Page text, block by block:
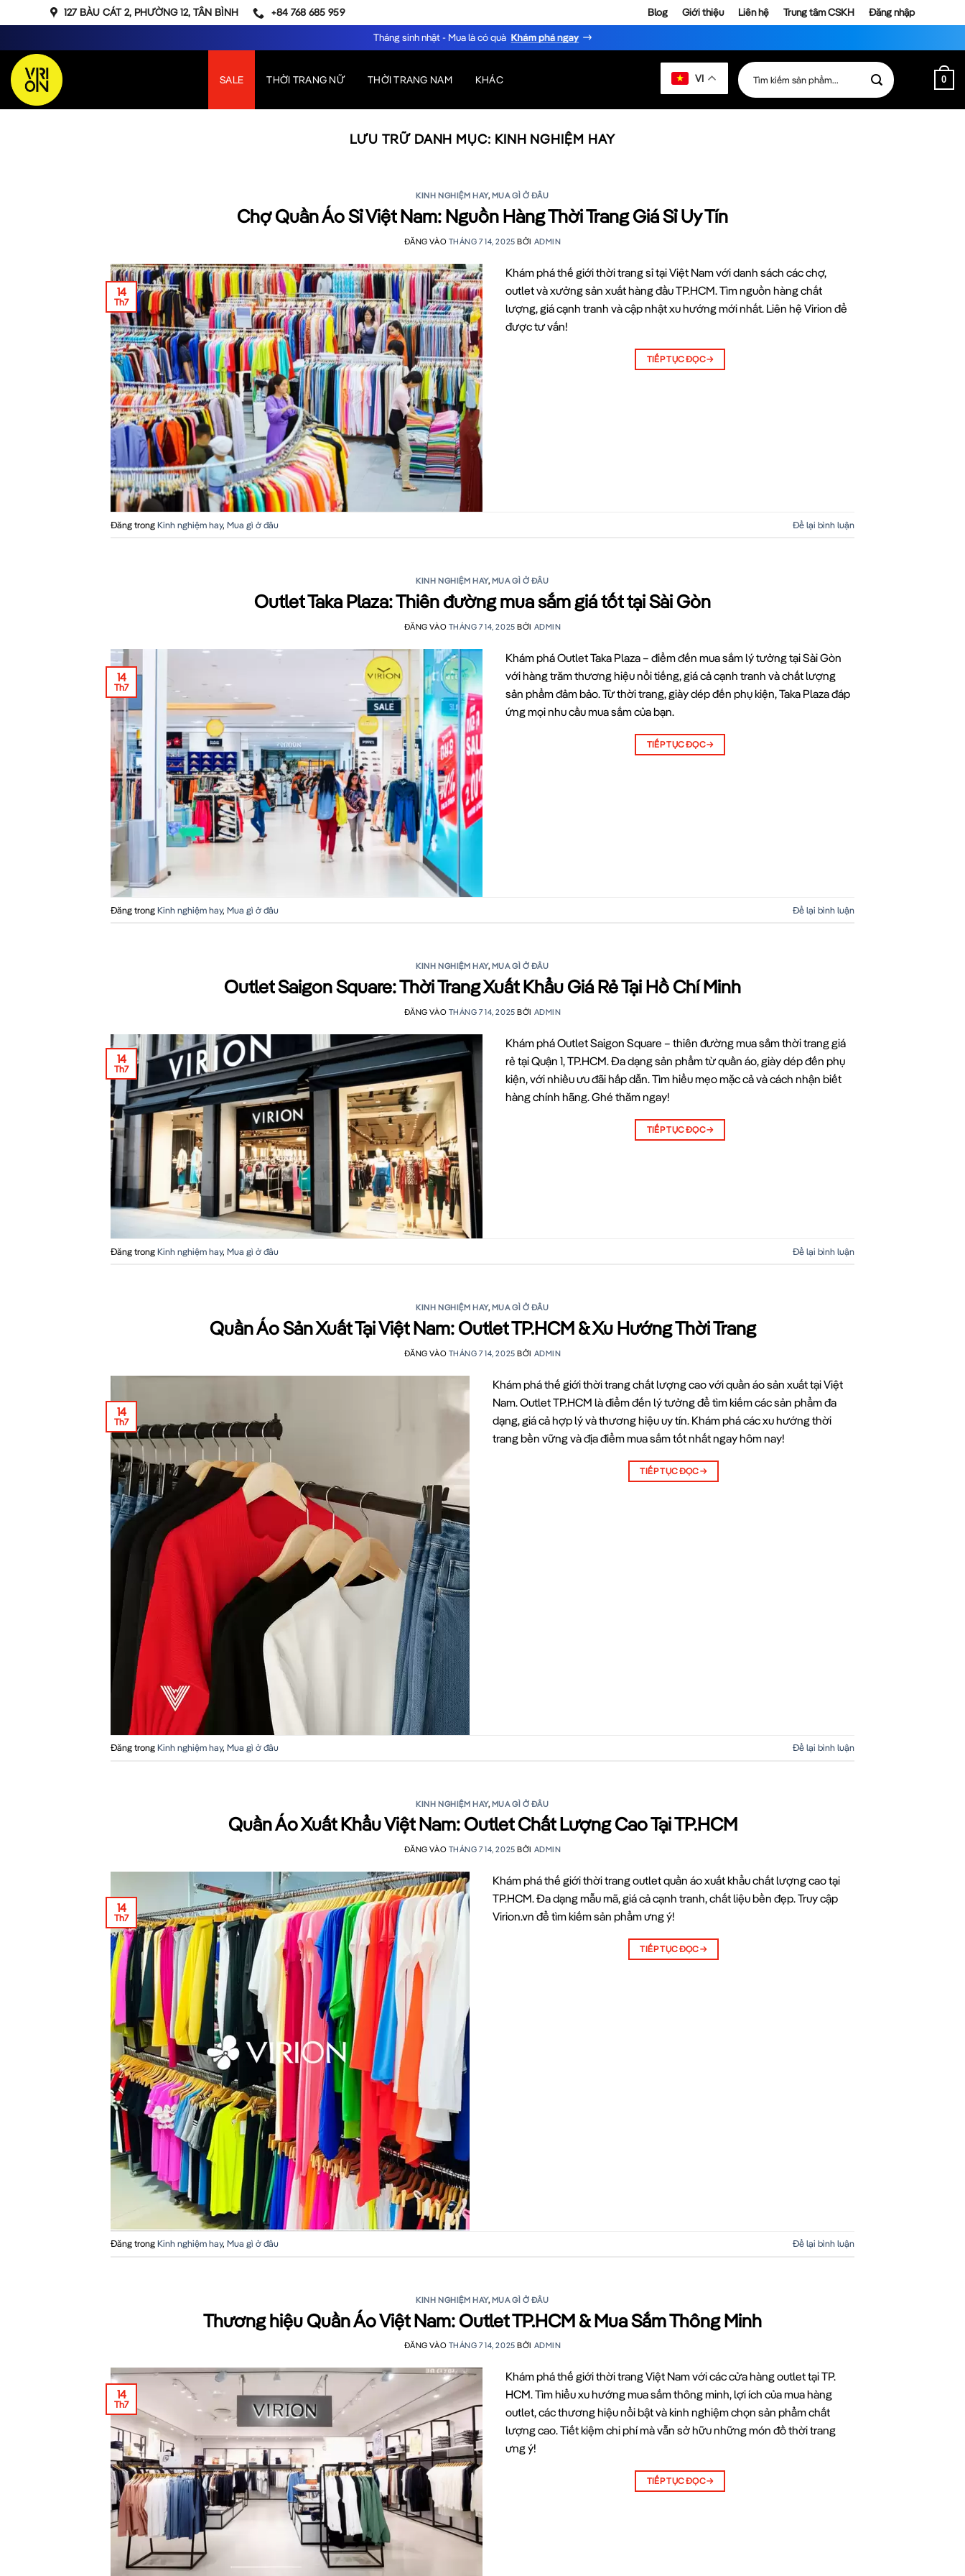
qua
dung
127 BÀU CÁT 2, PHƯỜNG 12, TÂN BÌNH +84 768 685 959 Blog Giới thiệu Liên hệ Trung tâm CSKH
Đăng nhập
Tháng sinh nhật - Mua là có quà
SALE THỜI TRANG NỮ THỜI TRANG NAM KHÁC VI
Tìm
kiếm:
0
LƯU TRỮ DANH MỤC: KINH NGHIỆM HAY
KINH NGHIỆM HAY,MUA GÌ Ở ĐÂU
Chợ Quần Áo Sỉ Việt Nam: Nguồn Hàng Thời Trang Giá Sỉ Uy Tín
ĐĂNG VÀO THÁNG 7 14, 2025 BỞI ADMIN
14
Th7
Khám phá thế giới thời trang sỉ tại Việt Nam với danh sách các chợ,
outlet và xưởng sản xuất hàng đầu TP.HCM. Tìm nguồn hàng chất
lượng, giá cạnh tranh và cập nhật xu hướng mới nhất. Liên hệ Virion để
được tư vấn!
TIẾP TỤC ĐỌC→
Đăng trongKinh nghiệm hay, Mua gì ở đâu Để lại bình luận
KINH NGHIỆM HAY,MUA GÌ Ở ĐÂU
Outlet Taka Plaza: Thiên đường mua sắm giá tốt tại Sài Gòn
ĐĂNG VÀO THÁNG 7 14, 2025 BỞI ADMIN
14
Th7
Khám phá Outlet Taka Plaza – điểm đến mua sắm lý tưởng tại Sài Gòn
với hàng trăm thương hiệu nổi tiếng, giá cả cạnh tranh và chất lượng
sản phẩm đảm bảo. Từ thời trang, giày dép đến phụ kiện, Taka Plaza đáp
ứng mọi nhu cầu mua sắm của bạn.
TIẾP TỤC ĐỌC→
Đăng trongKinh nghiệm hay, Mua gì ở đâu Để lại bình luận
KINH NGHIỆM HAY,MUA GÌ Ở ĐÂU
Outlet Saigon Square: Thời Trang Xuất Khẩu Giá Rẻ Tại Hồ Chí Minh
ĐĂNG VÀO THÁNG 7 14, 2025 BỞI ADMIN
14
Th7
Khám phá Outlet Saigon Square – thiên đường mua sắm thời trang giá
rẻ tại Quận 1, TP.HCM. Đa dạng sản phẩm từ quần áo, giày dép đến phụ
kiện, với nhiều ưu đãi hấp dẫn. Tìm hiểu mẹo mặc cả và cách nhận biết
hàng chính hãng. Ghé thăm ngay!
TIẾP TỤC ĐỌC→
Đăng trongKinh nghiệm hay, Mua gì ở đâu Để lại bình luận
KINH NGHIỆM HAY,MUA GÌ Ở ĐÂU
Quần Áo Sản Xuất Tại Việt Nam: Outlet TP.HCM & Xu Hướng Thời Trang
ĐĂNG VÀO THÁNG 7 14, 2025 BỞI ADMIN
14
Th7
Khám phá thế giới thời trang chất lượng cao với quần áo sản xuất tại Việt
Nam. Outlet TP.HCM là điểm đến lý tưởng để tìm kiếm các sản phẩm đa
dạng, giá cả hợp lý và thương hiệu uy tín. Khám phá các xu hướng thời
trang bền vững và địa điểm mua sắm tốt nhất ngay hôm nay!
TIẾP TỤC ĐỌC→
Đăng trongKinh nghiệm hay, Mua gì ở đâu Để lại bình luận
KINH NGHIỆM HAY, MUA GÌ Ở ĐÂU
Quần Áo Xuất Khẩu Việt Nam: Outlet Chất Lượng Cao Tại TP.HCM
ĐĂNG VÀO THÁNG 7 14, 2025 BỞI ADMIN
14
Th7
Khám phá thế giới thời trang outlet quần áo xuất khẩu chất lượng cao tại
TP.HCM. Đa dạng mẫu mã, giá cả cạnh tranh, chất liệu bền đẹp. Truy cập
Virion.vn để tìm kiếm sản phẩm ưng ý!
TIẾP TỤC ĐỌC→
Đăng trongKinh nghiệm hay, Mua gì ở đâu Để lại bình luận
KINH NGHIỆM HAY,MUA GÌ Ở ĐÂU
Thương hiệu Quần Áo Việt Nam: Outlet TP.HCM & Mua Sắm Thông Minh
ĐĂNG VÀO THÁNG 7 14, 2025 BỞI ADMIN
14
Th7
Khám phá thế giới thời trang Việt Nam với các cửa hàng outlet tại TP.
HCM. Tìm hiểu xu hướng mua sắm thông minh, lợi ích của mua hàng
outlet, các thương hiệu nổi bật và kinh nghiệm chọn sản phẩm chất
lượng cao. Tiết kiệm chi phí mà vẫn sở hữu những món đồ thời trang
ưng ý!
TIẾP TỤC ĐỌC→